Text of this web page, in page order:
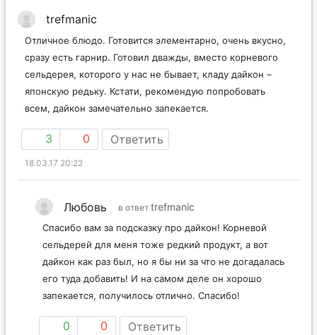
trefmanic
Отличное блюдо. Готовится элементарно, очень вкусно,
сразу есть гарнир. Готовил дважды, вместо корневого
сельдерея, которого у нас не бывает, кладу дайкон –
японскую редьку. Кстати, рекомендую попробовать
всем, дайкон замечательно запекается.
3 0 Ответить
18.03.17 20:22
Любовь в ответ trefmanic
Спасибо вам за подсказку про дайкон! Корневой
сельдерей для меня тоже редкий продукт, а вот
дайкон как раз был, но я бы ни за что не догадалась
его туда добавить! И на самом деле он хорошо
запекается, получилось отлично. Спасибо!
0 0 Ответить